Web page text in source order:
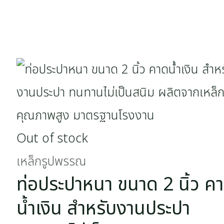
Out of stock
เหล็กรูปพรรณ
ท่อประปาหนา ขนาด 2 นิ้ว ค
น้ำเงิน สำหรับงานประปา